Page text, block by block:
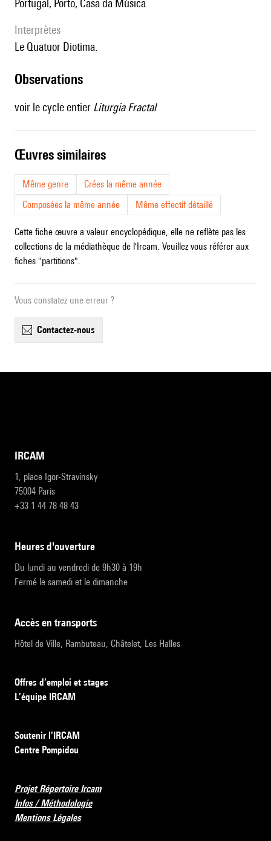
Portugal, Porto, Casa da Música
interprètes
le Quatuor Diotima.
observations
voir le cycle entier Liturgia Fractal
œuvres similaires
Même genre
Crées la même année
Composées la même année
Même effectif détaillé
Cette fiche œuvre a valeur encyclopédique, elle ne reflète pas les
collections de la médiathèque de l'Ircam. Veuillez vous référer aux
fiches "partitions".
Vous constatez une erreur ?
contactez-nous
IRCAM
1, place Igor-Stravinsky
75004 Paris
+33 1 44 78 48 43
heures d'ouverture
Du lundi au vendredi de 9h30 à 19h
Fermé le samedi et le dimanche
accès en transports
Hôtel de Ville, Rambuteau, Châtelet, Les Halles
Offres d’emploi et stages
L’équipe IRCAM
Soutenir l’IRCAM
Centre Pompidou
Projet Répertoire Ircam
Infos / Méthodologie
Mentions Légales